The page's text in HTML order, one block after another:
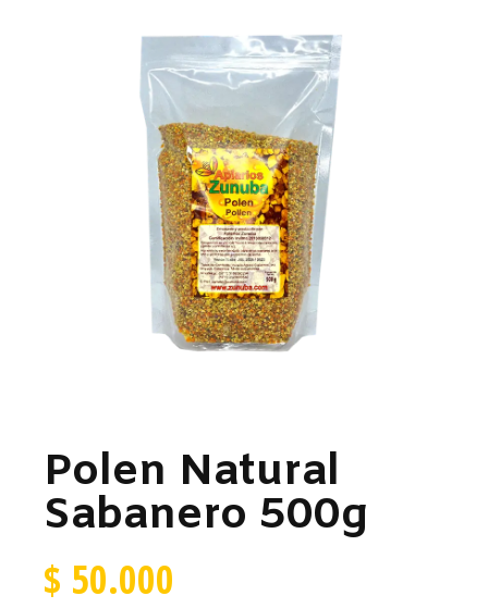
Polen Natural
Sabanero 500g
$ 50.000